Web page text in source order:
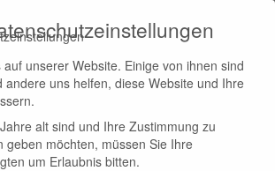
Miles & More Guide Rydes Guide
unserer Website. Einige von ihnen sind
andere uns helfen, diese Website und Ihre
alt sind und Ihre Zustimmung zu
geben möchten, müssen Sie Ihre
um Erlaubnis bitten.